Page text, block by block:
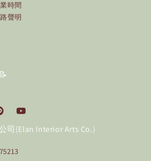
時間
聲明
司(Elan Interior Arts Co.)